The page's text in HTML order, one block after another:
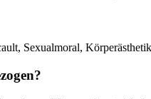
Sexualmoral,